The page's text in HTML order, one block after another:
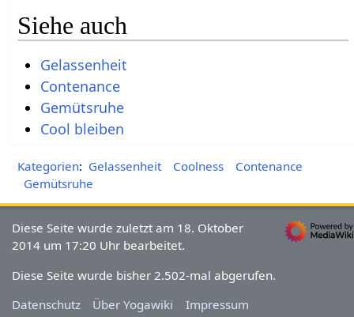
Siehe auch
Gelassenheit
Contenance
Gemütsruhe
Cool bleiben
Kategorien: Gelassenheit Coolness
Contenance
Gemütsruhe
Diese Seite wurde zuletzt am 18. Oktober
2014 um 17:20 Uhr bearbeitet.
Diese Seite wurde bisher 2.502-mal abgerufen.
Datenschutz
Über Yogawiki Impressum